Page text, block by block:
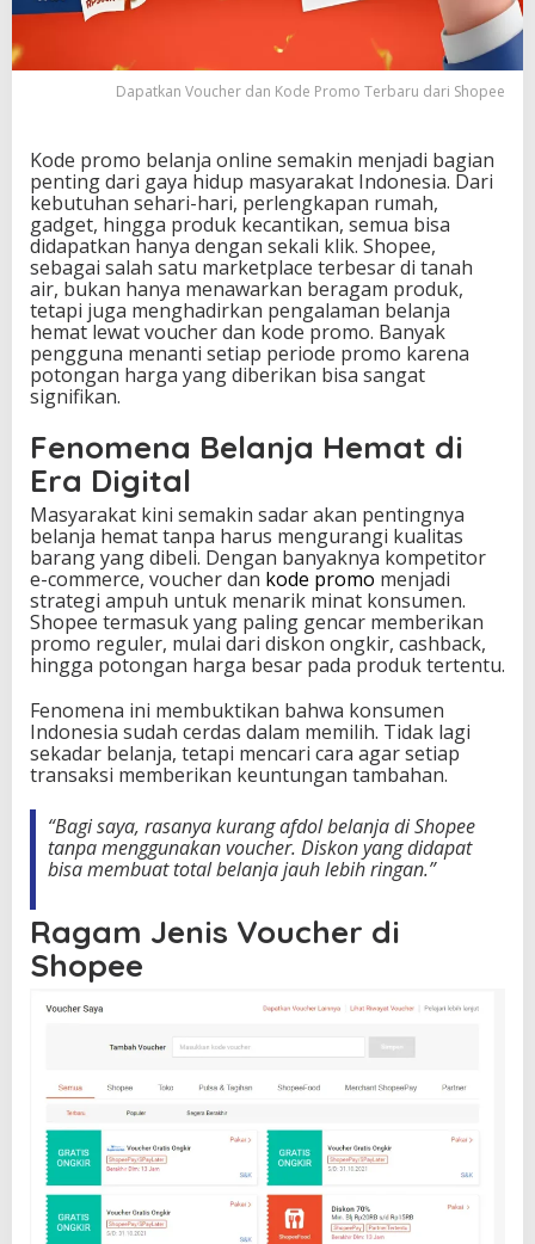
o
m
e
r
b
a
r
u
d
a
i
S
p
Dapatkan Voucher dan Kode Promo Terbaru dari Shopee
Kode promo belanja online semakin menjadi bagian
penting dari gaya hidup masyarakat Indonesia. Dari
kebutuhan sehari-hari, perlengkapan rumah,
gadget, hingga produk kecantikan, semua bisa
didapatkan hanya dengan sekali klik. Shopee,
sebagai salah satu marketplace terbesar di tanah
air, bukan hanya menawarkan beragam produk,
tetapi juga menghadirkan pengalaman belanja
hemat lewat voucher dan kode promo. Banyak
pengguna menanti setiap periode promo karena
potongan harga yang diberikan bisa sangat
signifikan.
Fenomena Belanja Hemat di
Era Digital
Masyarakat kini semakin sadar akan pentingnya
belanja hemat tanpa harus mengurangi kualitas
barang yang dibeli. Dengan banyaknya kompetitor
e-commerce, voucher dan kode promo menjadi
strategi ampuh untuk menarik minat konsumen.
Shopee termasuk yang paling gencar memberikan
promo reguler, mulai dari diskon ongkir, cashback,
hingga potongan harga besar pada produk tertentu.
Fenomena ini membuktikan bahwa konsumen
Indonesia sudah cerdas dalam memilih. Tidak lagi
sekadar belanja, tetapi mencari cara agar setiap
transaksi memberikan keuntungan tambahan.
“Bagi saya, rasanya kurang afdol belanja di Shopee
tanpa menggunakan voucher. Diskon yang didapat
bisa membuat total belanja jauh lebih ringan.”
Ragam Jenis Voucher di
Shopee